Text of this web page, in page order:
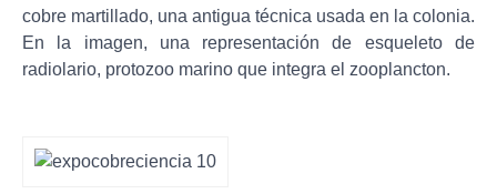
cobre martillado, una antigua técnica usada en la colonia.
En la imagen, una representación de esqueleto de
radiolario, protozoo marino que integra el zooplancton.